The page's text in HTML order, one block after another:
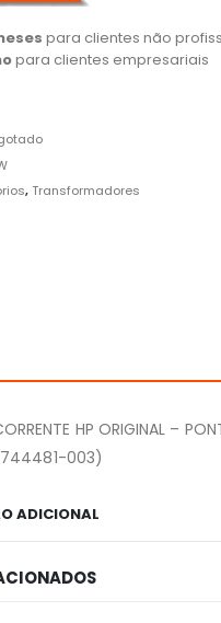
para clientes não
para clientes empresariais
,Transformadores
HP ORIGINAL –
003)
ADICIONAL